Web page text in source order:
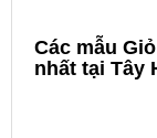
Các mẫu
nhất tại Tây